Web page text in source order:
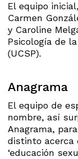
El equipo
Carmen
y Caroline
Psicología de
(UCSP).
Anagrama
El equipo de
nombre, así
Anagrama,
distinto acerca
‘educación